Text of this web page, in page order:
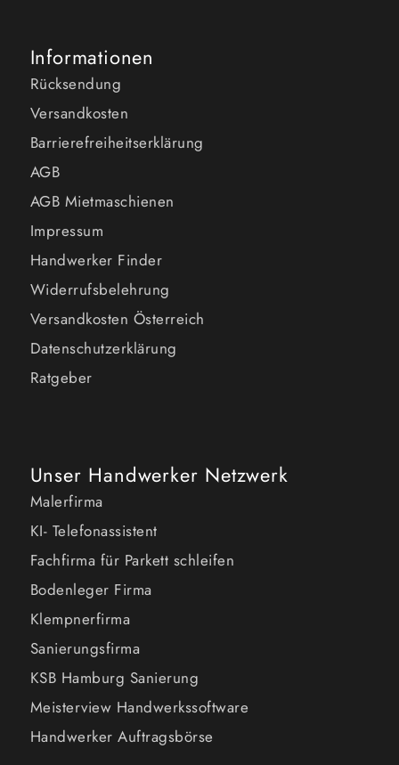
Informationen
Rücksendung
Versandkosten
Barrierefreiheitserklärung
AGB
AGB Mietmaschienen
Impressum
Handwerker Finder
Widerrufsbelehrung
Versandkosten Österreich
Datenschutzerklärung
Ratgeber
Unser Handwerker Netzwerk
Malerfirma
KI- Telefonassistent
Fachfirma für Parkett schleifen
Bodenleger Firma
Klempnerfirma
Sanierungsfirma
KSB Hamburg Sanierung
Meisterview Handwerkssoftware
Handwerker Auftragsbörse